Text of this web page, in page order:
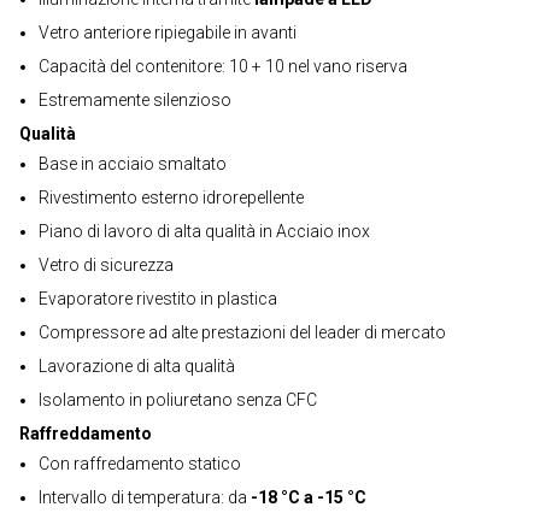
Vetro anteriore ripiegabile in avanti
Capacità del contenitore: 10 + 10 nel vano riserva
Estremamente silenzioso
Qualità
Base in acciaio smaltato
Rivestimento esterno idrorepellente
Piano di lavoro di alta qualità in Acciaio inox
Vetro di sicurezza
Evaporatore rivestito in plastica
Compressore ad alte prestazioni del leader di mercato
Lavorazione di alta qualità
Isolamento in poliuretano senza CFC
Raffreddamento
Con raffredamento statico
Intervallo di temperatura: da -18 °C a -15 °C